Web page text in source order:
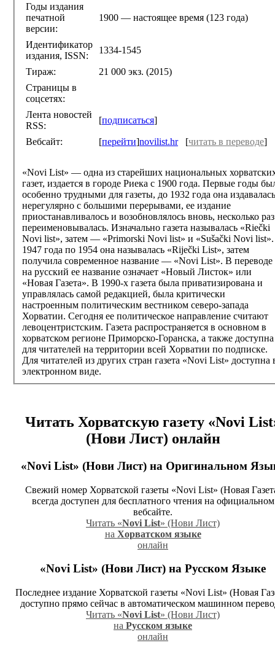
Годы издания
печатной
версии:
1900 — настоящее время (123 года)
Идентификатор
издания, ISSN:
1334-1545
Тираж:
21 000 экз. (2015)
Страницы в
соцсетях:
Лента новостей
RSS:
[подписаться]
Вебсайт: [перейти]novilist.hr [читать в переводе]
«Novi List» — одна из старейших национальных
газет, издается в городе Риека с 1900 года. Первые годы
особенно трудными для газеты, до 1932 года она издавалась
нерегулярно с большими перерывами, ее издание
приостанавливалось и возобновлялось вновь, несколько раз
переименовывалась. Изначально газета называлась «Riečki
Novi list», затем — «Primorski Novi list» и «Sušački Novi
1947 года по 1954 она называлась «Riječki List», затем
получила современное название — «Novi List». В переводе
на русский ее название означает «Новый Листок» или
«Новая Газета». В 1990-х газета была приватизирована и
управлялась самой редакцией, была критически
настроенным политическим вестником северо-запада
Хорватии. Сегодня ее политическое направление считают
левоцентристским. Газета распространяется в основном в
хорватском регионе Приморско-Горанска, а также доступна
для читателей на территории всей Хорватии по подписке.
Для читателей из других стран газета «Novi List» доступна
электронном виде.
Читать Хорватскую газету «Novi
(Нови Лист) онлайн
«Novi List» (Нови Лист) на Оригинальном
Свежий номер Хорватской газеты «Novi List» (Новая
всегда доступен для бесплатного чтения на официальном
вебсайте.
Читать «Novi List» (Нови Лист)
на Хорватском языке
онлайн
«Novi List» (Нови Лист) на Русском Языке
Последнее издание Хорватской газеты «Novi List» (Новая
доступно прямо сейчас в автоматическом машинном
Читать «Novi List» (Нови Лист)
на Русском языке
онлайн